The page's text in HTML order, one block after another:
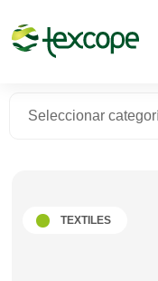
Seleccionar
TEXTILES